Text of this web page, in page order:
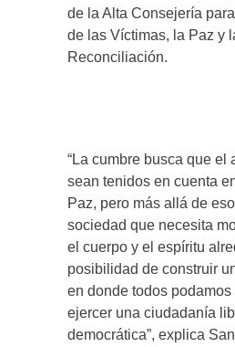
de la Alta Consejería
de las Víctimas, la Paz y
Reconciliación.
“La cumbre busca que el
sean tenidos en cuenta
Paz, pero más allá de
sociedad que necesita
el cuerpo y el espíritu
posibilidad de construir
en donde todos
ejercer una ciudadanía
democrática”, explica